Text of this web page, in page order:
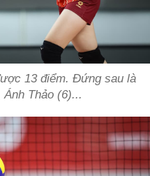
13 điểm. Đứng sau là
Thảo (6)...